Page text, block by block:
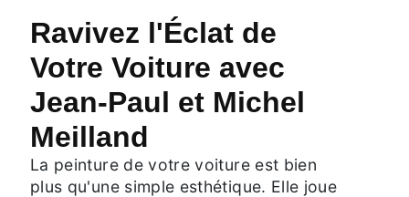
Ravivez l'Éclat de
Votre Voiture avec
Jean-Paul et Michel
Meilland
La peinture de votre voiture est bien
plus qu'une simple esthétique. Elle joue